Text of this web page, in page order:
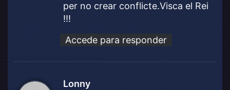
per no crear conflicte.Visca el Rei
!!!
Accede para responder
Lonny